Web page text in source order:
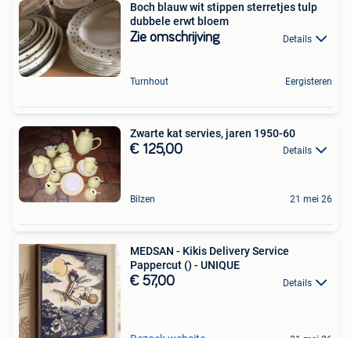
Boch blauw wit stippen sterretjes tulp
dubbele erwt bloem
Zie omschrijving Details
Turnhout Eergisteren
Zwarte kat servies, jaren 1950-60
€ 125,00 Details
Bilzen 21 mei 26
MEDSAN - Kikis Delivery Service
Pappercut () - UNIQUE
€ 57,00 Details